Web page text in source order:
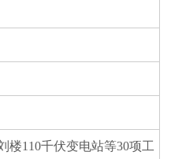
楼110千伏变电站等30项工